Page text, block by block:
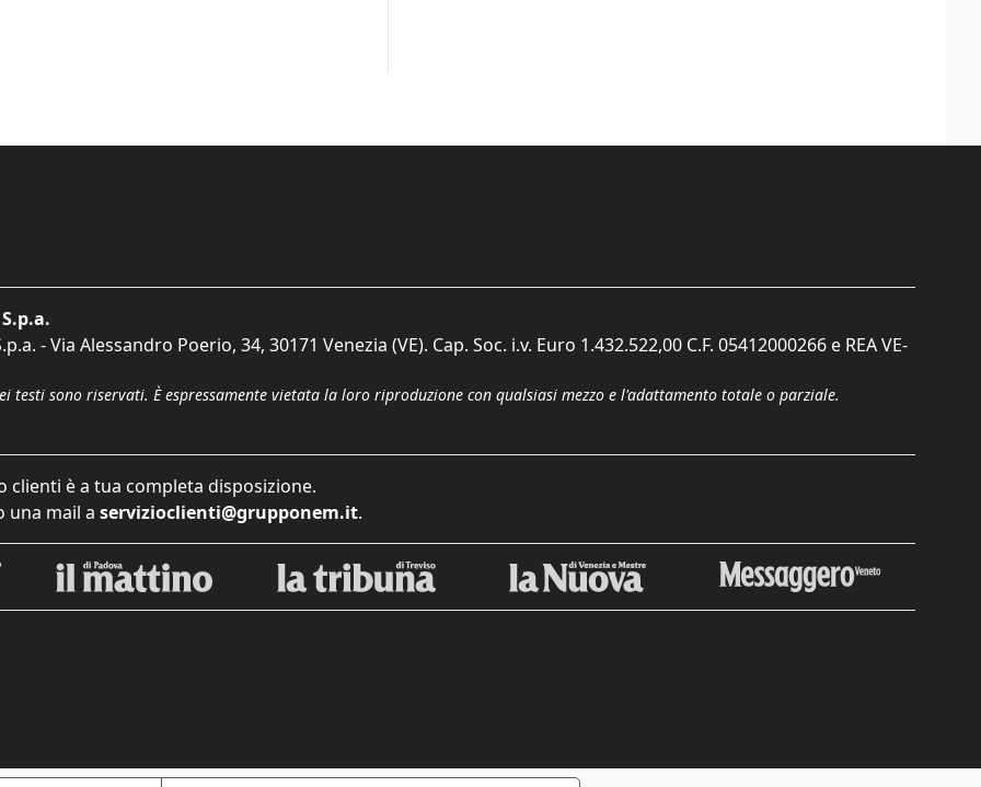
- Via Alessandro Poerio, 34, 30171 Venezia (VE). Cap. Soc. i.v. Euro 1.432.522,00 C.F. 05412000266 e REA VE-
testi sono riservati. È espressamente vietata la loro riproduzione con qualsiasi mezzo e l'adattamento totale o parziale.
clienti è a tua completa disposizione.
una mail a servizioclienti@grupponem.it.